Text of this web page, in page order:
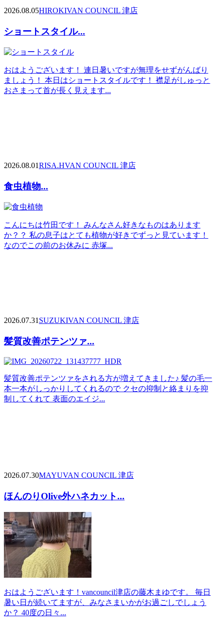
2026.08.05HIROKIVAN COUNCIL 津店
ショートスタイル...
おはようございます！ 連日暑いですが無理をせずがんばり
ましょう！ 本日はショートスタイルです！ 襟足がしゅっと
おさまって首が長く見えます...
2026.08.01RISA.HVAN COUNCIL 津店
食虫植物...
こんにちは竹田です！ みんなさん好きなものはあります
か？？ 私の息子はとても植物が好きでずっと見ています！
なのでこの前のお休みに 赤塚...
2026.07.31 SUZUKIVAN COUNCIL 津店
髪質改善ポテンツァ...
髪質改善ポテンツァをされる方が増えてきました♪ 髪の毛一
本一本がしっかりしてくれるので クセの抑制と絡まりを抑
制してくれて 表面のエイジ...
2026.07.30MAYUVAN COUNCIL 津店
ほんのりOlive外ハネカット...
おはようございます！vancouncil津店の藤木まゆです。 毎日
暑い日が続いてますが、みなさまいかがお過ごしでしょう
か？ 40度の日々...